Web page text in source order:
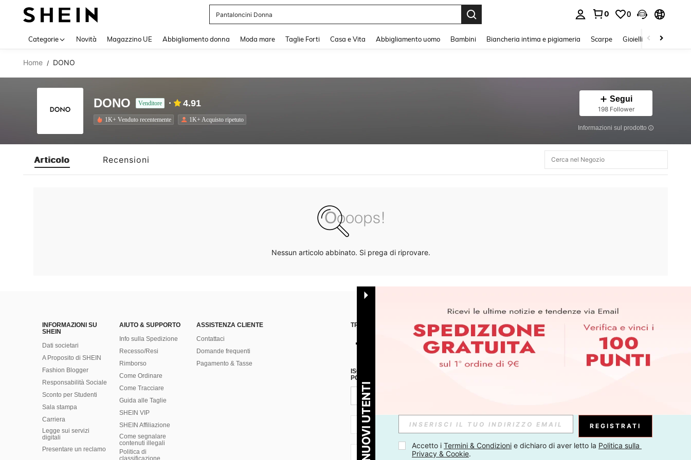
Pantaloncini Donna
0 0
Categorie Novità Magazzino UE Abbigliamento donna Moda mare Taglie Forti Casa e Vita Abbigliamento uomo Bambini Biancheria intima e pigiameria Scarpe Gioielli E Accessori
Home / DONO
DONO Venditore 4.91
1K+ Venduto recentemente 1K+ Acquisto ripetuto
Segui
198 Follower
Informazioni sul prodotto
Articolo Recensioni
Nessun articolo abbinato. Si prega di riprovare.
INFORMAZIONI SU
SHEIN
Dati societari
A Proposito di SHEIN
Fashion Blogger
Responsabilità Sociale
Sconto per Studenti
Sala stampa
Carriera
Legge sui servizi
digitali
Presentare un reclamo
AIUTO & SUPPORTO
Info sulla Spedizione
Recesso/Resi
Rimborso
Come Ordinare
Come Tracciare
Guida alle Taglie
SHEIN VIP
SHEIN Affiliazione
Come segnalare
contenuti illegali
Politica di
classificazione
ASSISTENZA CLIENTE
Contattaci
Domande frequenti
Pagamento & Tasse
TROVACI SU APP
ISCRIVITI ALLA NOSTRA NEWSLETTER PER SCOPRIRE LE ULTIME TENDENZE IN ANTEPRIMA! (È
POSSIBILE ANNULLARE LA SOTTOSCRIZIONE IN QUALSIASI MOMENTO).
IT + 39 Abbonati
IT + 39
PER I NUOVI UTENTI REGISTRATI
Accetto i Termini & Condizioni e dichiaro di aver letto la Politica sulla
Privacy & Cookie.